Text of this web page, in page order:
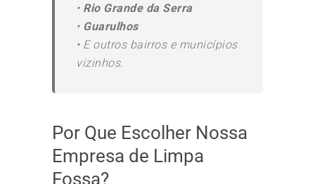
• Rio Grande da Serra
• Guarulhos
• E outros bairros e municípios
vizinhos.
Por Que Escolher Nossa
Empresa de Limpa
Fossa?